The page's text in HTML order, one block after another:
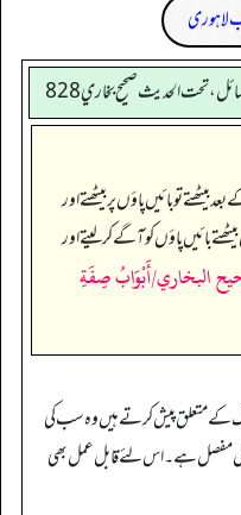
لاہوری
تحت الحديث صحيح بخاري 828
تو بائیں پاؤں پر بیٹھتے اور
بائیں پاؤں کو آگے کر لیتے اور
البخاري/أَبْوَابُ صِفَةِ
کے متعلق پیش کرتے ہیں وہ سب کی
مفصل ہے۔ اس لئے قابل عمل بھی